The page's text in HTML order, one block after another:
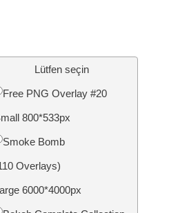
Hizmetleri
Lütfen seçin
Free PNG Overlay #20
800*533px
Smoke Bomb
Overlays)
6000*4000px